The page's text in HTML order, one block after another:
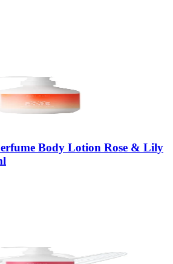
Body Lotion Rose & Lily